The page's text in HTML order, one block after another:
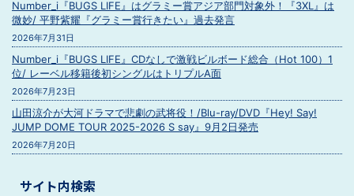
Number_i『BUGS LIFE』はグラミー賞アジア部門対象外！『3XL』は
微妙/ 平野紫耀『グラミー賞行きたい』過去発言
2026年7月31日
Number_i『BUGS LIFE』CDなしで激戦ビルボード総合（Hot 100）1
位/ レーベル移籍後初シングルはトリプルA面
2026年7月23日
山田涼介が大河ドラマで悲劇の武将役！/Blu-ray/DVD『Hey! Say!
JUMP DOME TOUR 2025-2026 S say』9月2日発売
2026年7月20日
サイト内検索